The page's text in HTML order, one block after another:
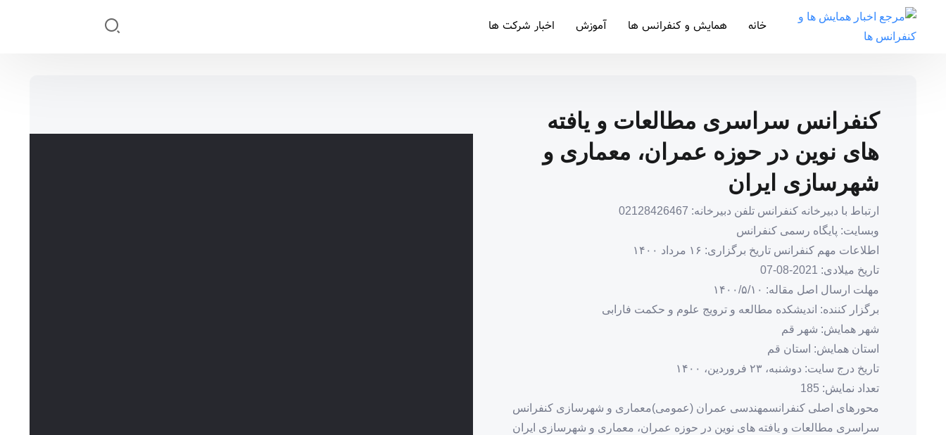
خانه همایش و کنفرانس ها آموزش اخبار شرکت ها
کنفرانس سراسری مطالعات و یافته
های نوین در حوزه عمران، معماری و
شهرسازی ایران
ارتباط با دبیرخانه کنفرانس تلفن دبیرخانه: 02128426467
وبسایت: پایگاه رسمی کنفرانس
اطلاعات مهم کنفرانس تاریخ برگزاری: ۱۶ مرداد ۱۴۰۰
تاریخ میلادی: 2021-08-07
مهلت ارسال اصل مقاله: ۱۴۰۰/۵/۱۰
برگزار کننده: اندیشکده مطالعه و ترویج علوم و حکمت فارابی
شهر همایش: شهر قم
استان همایش: استان قم
تاریخ درج سایت: دوشنبه، ۲۳ فروردین، ۱۴۰۰
تعداد نمایش: 185
محورهای اصلی کنفرانسمهندسی عمران (عمومی)معماری و شهرسازی کنفرانس
سراسری مطالعات و یافته های نوین در حوزه عمران، معماری و شهرسازی ایران